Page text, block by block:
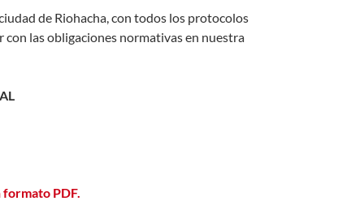
de Riohacha, con todos los protocolos
con las obligaciones normativas en nuestra
PDF.